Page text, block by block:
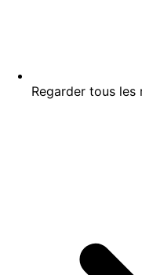
Regarder tous les